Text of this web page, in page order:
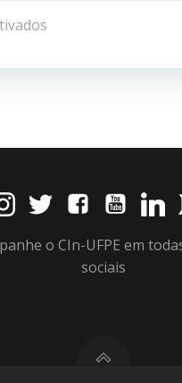
o CIn-UFPE em
sociais